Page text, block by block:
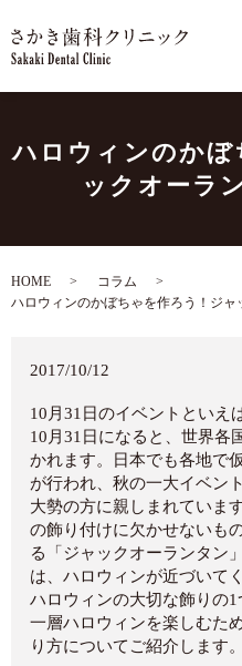
ハロウィンのかぼ
ックオーラ
HOME
コラム
ハロウィンのかぼちゃを作ろう！ジ
2017/10/12
10月31日のイベントといえ
10月31日になると、世界各
かれます。日本でも各地で
が行われ、秋の一大イベン
大勢の方に親しまれていま
の飾り付けに欠かせないも
る「ジャックオーランタン
は、ハロウィンが近づいて
ハロウィンの大切な飾りの
一層ハロウィンを楽しむた
り方についてご紹介します。